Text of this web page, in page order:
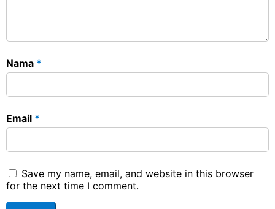
Nama *
Email *
Save my name, email, and website in this browser
for the next time I comment.